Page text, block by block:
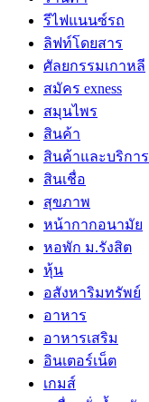
รีไฟแนนซ์รถ
ลิฟท์โดยสาร
ศัลยกรรมเกาหลี
สมัคร exness
สมุนไพร
สินค้า
สินค้าและบริการ
สินเชื่อ
สุขภาพ
หน้ากากอนามัย
หอพัก ม.รังสิต
หุ้น
อสังหาริมทรัพย์
อาหาร
อาหารเสริม
อินเตอร์เน็ต
เกมส์